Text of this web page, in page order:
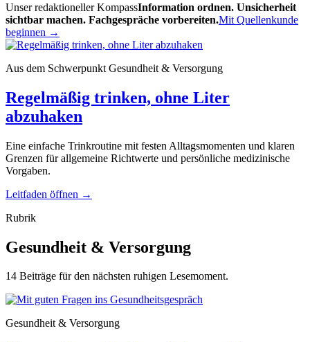
Unser redaktioneller KompassInformation ordnen. Unsicherheit
sichtbar machen. Fachgespräche vorbereiten.Mit Quellenkunde
beginnen →
Aus dem Schwerpunkt Gesundheit & Versorgung
Regelmäßig trinken, ohne Liter
abzuhaken
Eine einfache Trinkroutine mit festen Alltagsmomenten und klaren
Grenzen für allgemeine Richtwerte und persönliche medizinische
Vorgaben.
Leitfaden öffnen →
Rubrik
Gesundheit & Versorgung
14 Beiträge für den nächsten ruhigen Lesemoment.
Gesundheit & Versorgung